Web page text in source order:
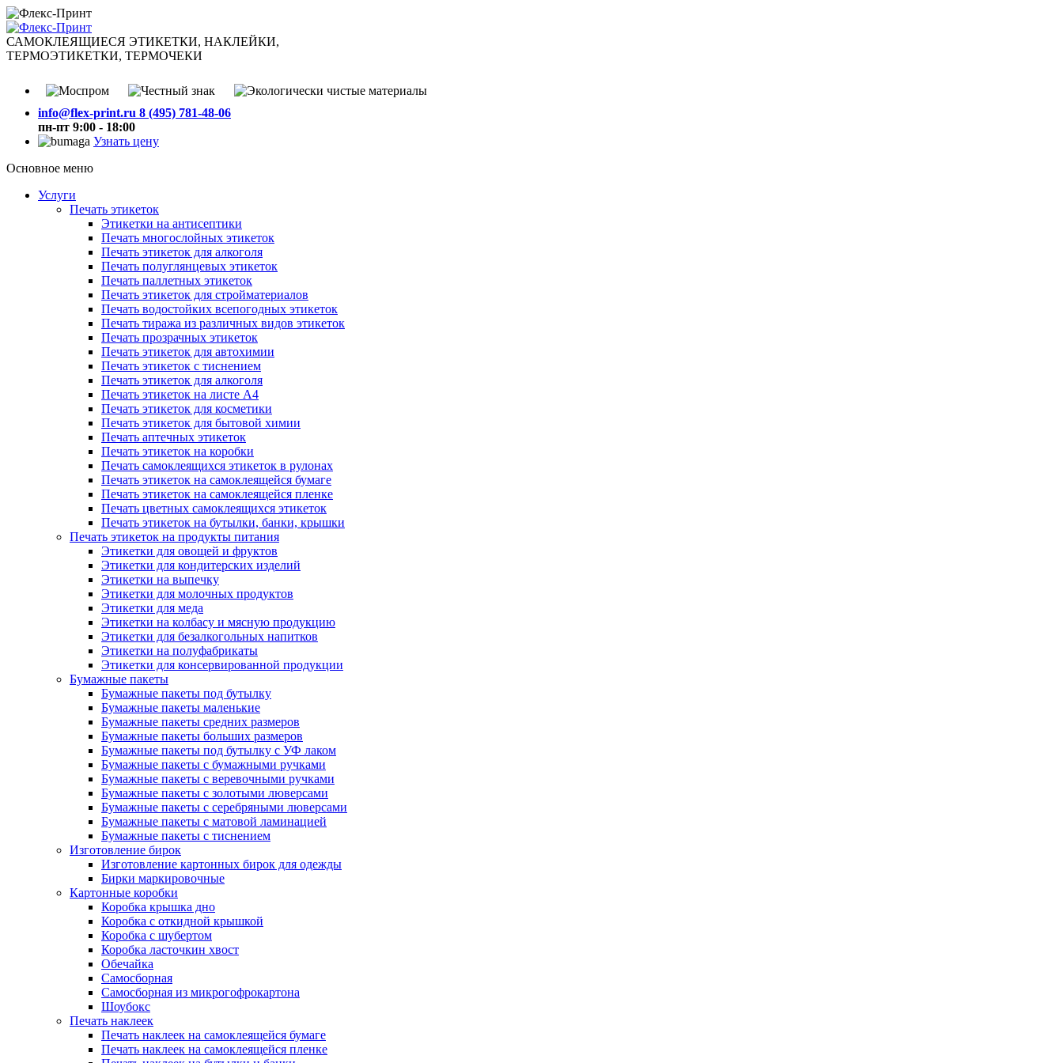
САМОКЛЕЯЩИЕСЯ ЭТИКЕТКИ, НАКЛЕЙКИ,
ТЕРМОЭТИКЕТКИ, ТЕРМОЧЕКИ
info@flex-print.ru 8 (495) 781-48-06
пн-пт 9:00 - 18:00
Узнать цену
Основное меню
Услуги
Печать этикеток
Этикетки на антисептики
Печать многослойных этикеток
Печать этикеток для алкоголя
Печать полуглянцевых этикеток
Печать паллетных этикеток
Печать этикеток для стройматериалов
Печать водостойких всепогодных этикеток
Печать тиража из различных видов этикеток
Печать прозрачных этикеток
Печать этикеток для автохимии
Печать этикеток с тиснением
Печать этикеток для алкоголя
Печать этикеток на листе А4
Печать этикеток для косметики
Печать этикеток для бытовой химии
Печать аптечных этикеток
Печать этикеток на коробки
Печать самоклеящихся этикеток в рулонах
Печать этикеток на самоклеящейся бумаге
Печать этикеток на самоклеящейся пленке
Печать цветных самоклеящихся этикеток
Печать этикеток на бутылки, банки, крышки
Печать этикеток на продукты питания
Этикетки для овощей и фруктов
Этикетки для кондитерских изделий
Этикетки на выпечку
Этикетки для молочных продуктов
Этикетки для меда
Этикетки на колбасу и мясную продукцию
Этикетки для безалкогольных напитков
Этикетки на полуфабрикаты
Этикетки для консервированной продукции
Бумажные пакеты
Бумажные пакеты под бутылку
Бумажные пакеты маленькие
Бумажные пакеты средних размеров
Бумажные пакеты больших размеров
Бумажные пакеты под бутылку с УФ лаком
Бумажные пакеты с бумажными ручками
Бумажные пакеты с веревочными ручками
Бумажные пакеты с золотыми люверсами
Бумажные пакеты с серебряными люверсами
Бумажные пакеты с матовой ламинацией
Бумажные пакеты с тиснением
Изготовление бирок
Изготовление картонных бирок для одежды
Бирки маркировочные
Картонные коробки
Коробка крышка дно
Коробка с откидной крышкой
Коробка с шубертом
Коробка ласточкин хвост
Обечайка
Самосборная
Самосборная из микрогофрокартона
Шоубокс
Печать наклеек
Печать наклеек на самоклеящейся бумаге
Печать наклеек на самоклеящейся пленке